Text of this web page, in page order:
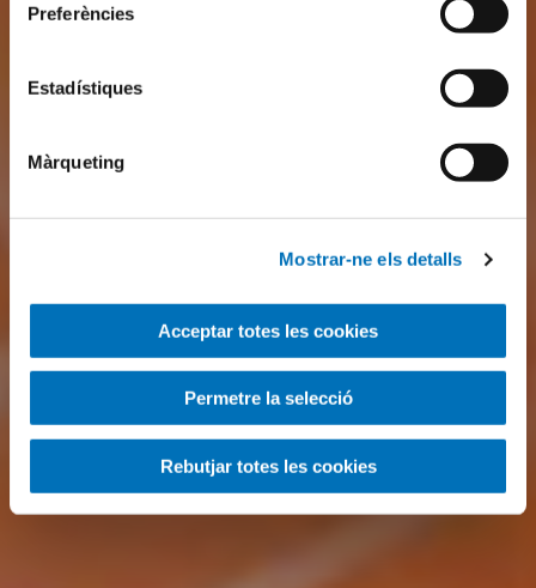
Preferències
Estadístiques
Màrqueting
Mostrar-ne els detalls
Acceptar totes les cookies
Permetre la selecció
Rebutjar totes les cookies